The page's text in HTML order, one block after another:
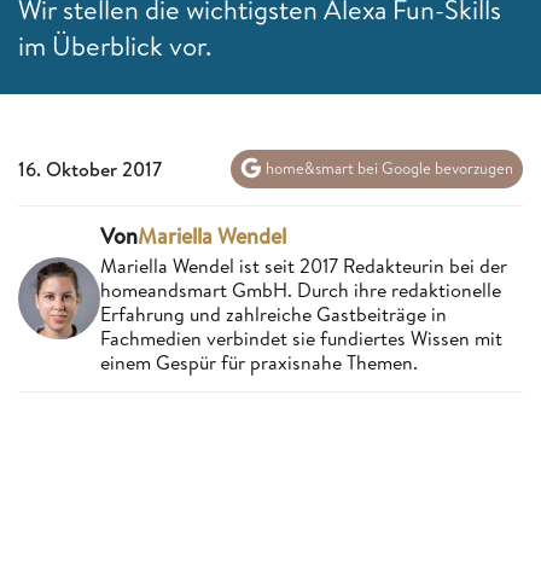
Wir stellen die wichtigsten Alexa Fun-Skills
im Überblick vor.
16. Oktober 2017 home&smart bei Google bevorzugen
VonMariella Wendel
Mariella Wendel ist seit 2017 Redakteurin bei der
homeandsmart GmbH. Durch ihre redaktionelle
Erfahrung und zahlreiche Gastbeiträge in
Fachmedien verbindet sie fundiertes Wissen mit
einem Gespür für praxisnahe Themen.